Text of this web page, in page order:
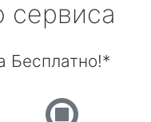
сервиса
Бесплатно!*